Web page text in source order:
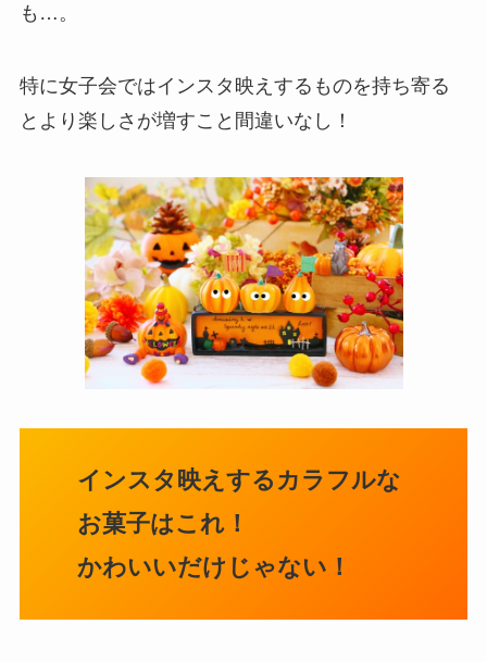
も…。
特に女子会ではインスタ映えするものを持ち寄る
とより楽しさが増すこと間違いなし！
インスタ映えするカラフルな
お菓子はこれ！
かわいいだけじゃない！